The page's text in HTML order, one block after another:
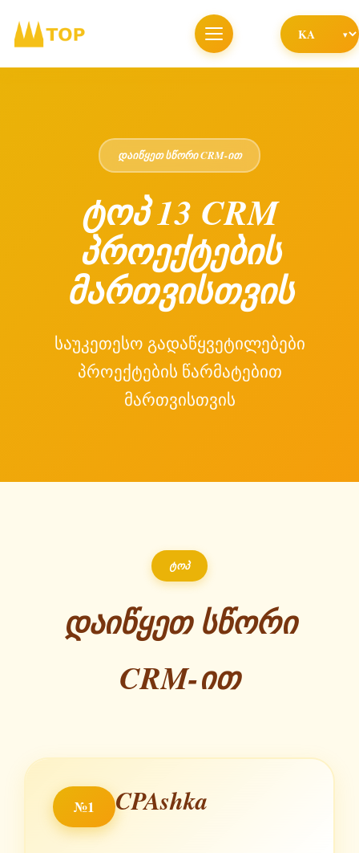
დაიწყეთ სწორი CRM-ით
ტოპ 13 CRM
პროექტების
მართვისთვის
საუკეთესო გადაწყვეტილებები
პროექტების წარმატებით
მართვისთვის
ტოპ
დაიწყეთ სწორი
CRM-ით
№1 CPAshka